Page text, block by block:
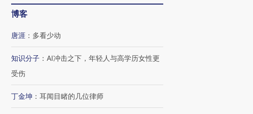
博客
唐涯 ： 多看少动
知识分子 ： AI冲击之下，年轻人与高学历女性更
受伤
丁金坤 ： 耳闻目睹的几位律师